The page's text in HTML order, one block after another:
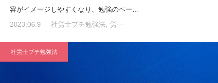
容がイメージしやすくなり、勉強のペー…
2023.06.9
社労士プチ勉強法 労一
社労士プチ勉強法